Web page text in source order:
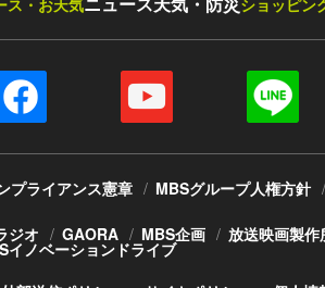
ス・お天気 ショッピン
プライアンス憲章 MBSグループ人権方針
ジオ GAORA MBS企画 放送映画製作
イノベーションドライブ